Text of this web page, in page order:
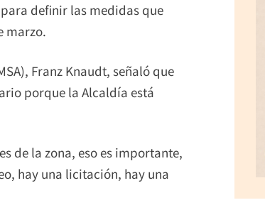
definir las medidas que
marzo.
Franz Knaudt, señaló que
porque la Alcaldía está
de la zona, eso es importante,
hay una licitación, hay una